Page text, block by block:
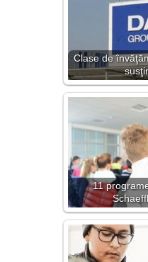
Clase de
11